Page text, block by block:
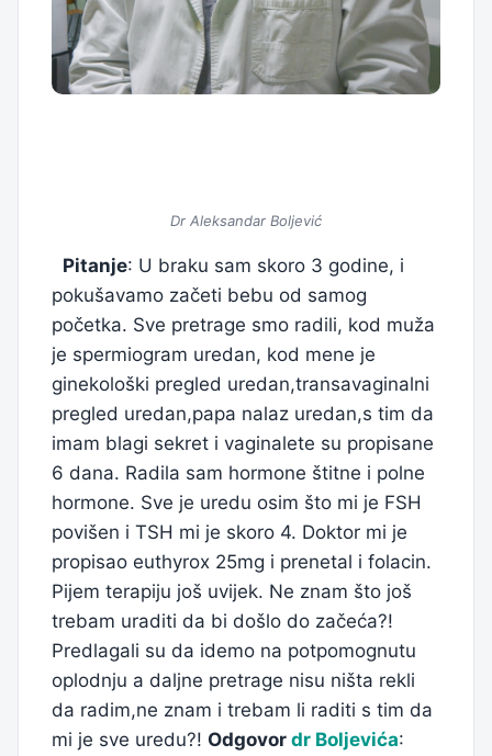
Dr Aleksandar Boljević
Pitanje: U braku sam skoro 3 godine, i
pokušavamo začeti bebu od samog
početka. Sve pretrage smo radili, kod muža
je spermiogram uredan, kod mene je
ginekološki pregled uredan,transavaginalni
pregled uredan,papa nalaz uredan,s tim da
imam blagi sekret i vaginalete su propisane
6 dana. Radila sam hormone štitne i polne
hormone. Sve je uredu osim što mi je FSH
povišen i TSH mi je skoro 4. Doktor mi je
propisao euthyrox 25mg i prenetal i folacin.
Pijem terapiju još uvijek. Ne znam što još
trebam uraditi da bi došlo do začeća?!
Predlagali su da idemo na potpomognutu
oplodnju a daljne pretrage nisu ništa rekli
da radim,ne znam i trebam li raditi s tim da
mi je sve uredu?! Odgovor dr Boljevića: